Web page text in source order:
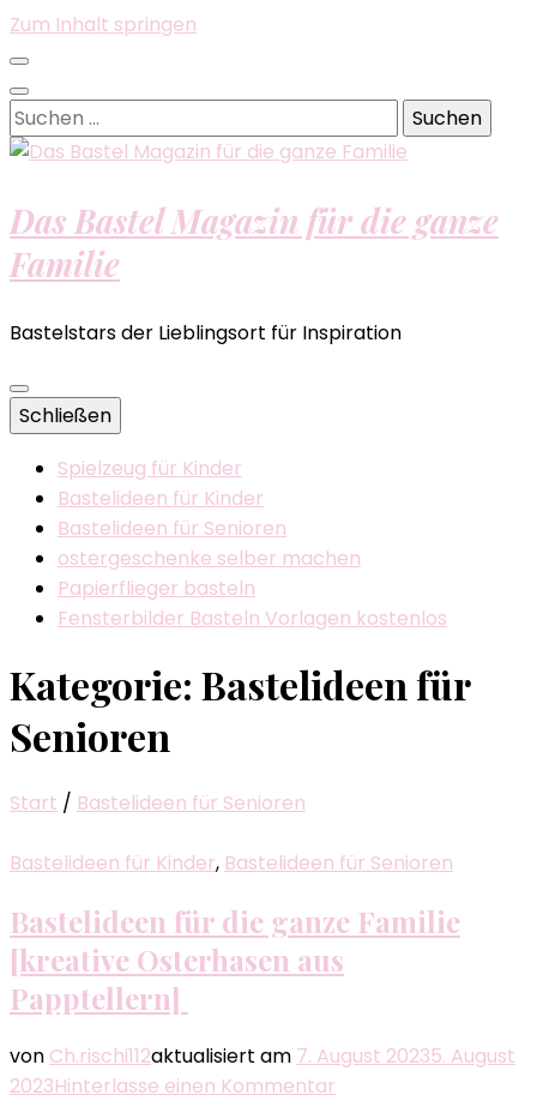
Zum Inhalt springen
Suchen
nach:
Das Bastel Magazin für die ganze
Familie
Bastelstars der Lieblingsort für Inspiration
Schließen
Spielzeug für Kinder
Bastelideen für Kinder
Bastelideen für Senioren
ostergeschenke selber machen
Papierflieger basteln
Fensterbilder Basteln Vorlagen kostenlos
Kategorie: Bastelideen für
Senioren
Start / Bastelideen für Senioren
Bastelideen für Kinder, Bastelideen für Senioren
Bastelideen für die ganze Familie
[kreative Osterhasen aus
Papptellern]
von Ch.rischi112aktualisiert am 7. August 20235. August
2023Hinterlasse einen Kommentar